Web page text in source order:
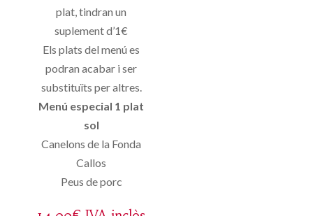
plat, tindran un
suplement d’1€
Els plats del menú es
podran acabar i ser
substituïts per altres.
Menú especial 1 plat
sol
Canelons de la Fonda
Callos
Peus de porc